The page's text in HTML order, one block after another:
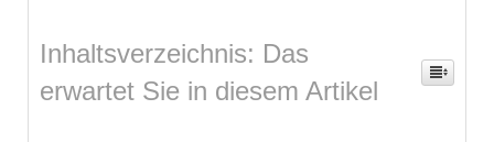
Inhaltsverzeichnis: Das
erwartet Sie in diesem Artikel